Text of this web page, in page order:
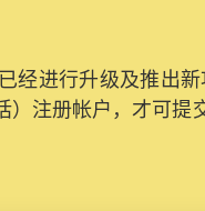
经进行升级及推出
注册帐户，才可提